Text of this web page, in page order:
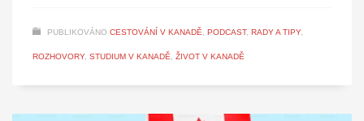
PUBLIKOVÁNO CESTOVÁNÍ V KANADĚ, PODCAST, RADY A TIPY,
ROZHOVORY, STUDIUM V KANADĚ, ŽIVOT V KANADĚ